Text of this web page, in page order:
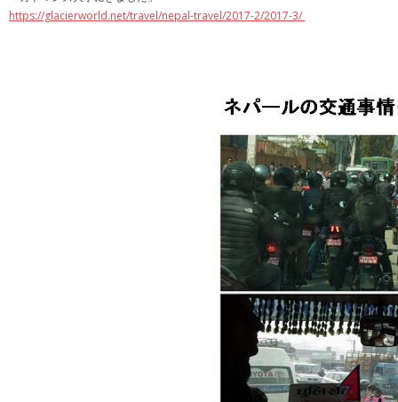
https://glacierworld.net/travel/nepal-travel/2017-2/2017-3/